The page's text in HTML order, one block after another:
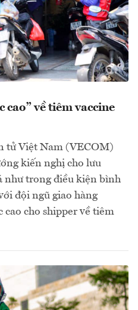
về tiêm vaccine
tử Việt Nam (VECOM)
kiến nghị cho lưu
như trong điều kiện bình
đội ngũ giao hàng
cho shipper về tiêm